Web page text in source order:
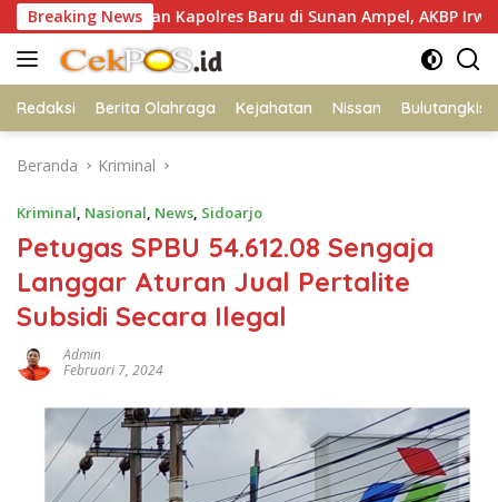
Langsung
ke
konten
Breaking News
Kapolres Baru di Sunan Ampel, AKBP Irwan Kurniawan
Redaksi Berita Olahraga Kejahatan Nissan Bulutangkis
Beranda Kriminal
Kriminal, Nasional, News, Sidoarjo
Petugas SPBU 54.612.08 Sengaja
Langgar Aturan Jual Pertalite
Subsidi Secara Ilegal
Admin
Februari 7, 2024